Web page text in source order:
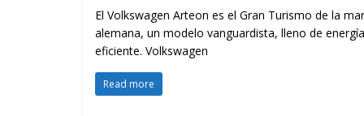
El Volkswagen Arteon es el Gran Turismo de la
alemana, un modelo vanguardista, lleno de
eficiente. Volkswagen
Read more